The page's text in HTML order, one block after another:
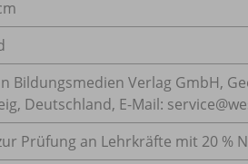
Bildungsmedien Verlag GmbH,
Deutschland, E-Mail:
Prüfung an Lehrkräfte mit 20 %